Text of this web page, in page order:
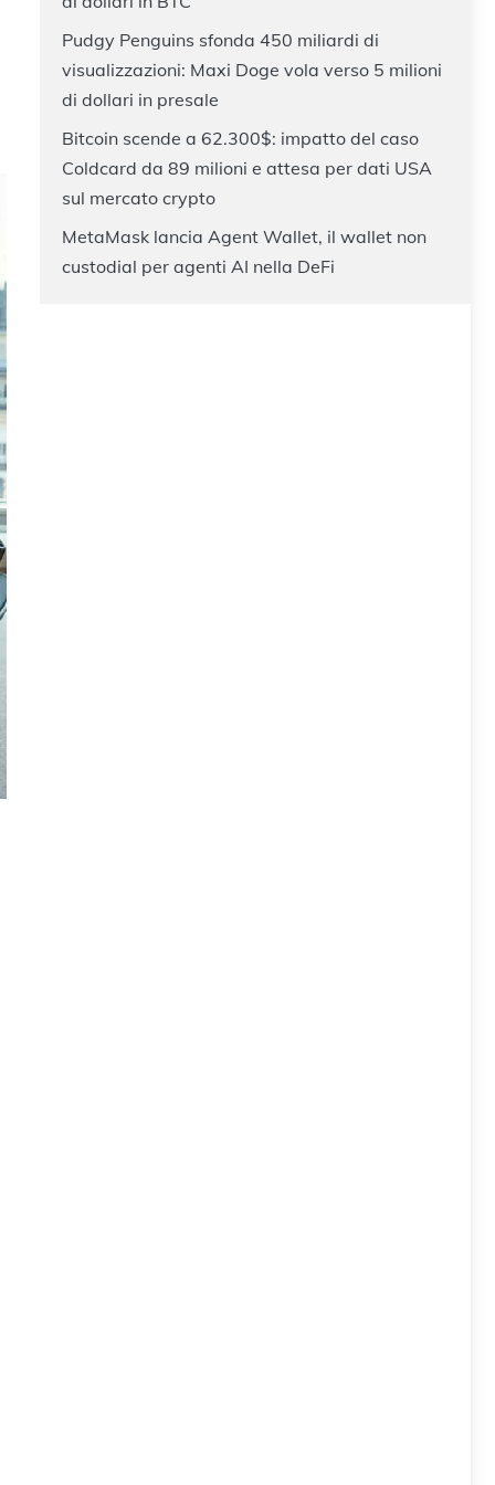
Pudgy Penguins sfonda 450 miliardi di
visualizzazioni: Maxi Doge vola verso 5 milioni
di dollari in presale
Bitcoin scende a 62.300$: impatto del caso
Coldcard da 89 milioni e attesa per dati USA
sul mercato crypto
MetaMask lancia Agent Wallet, il wallet non
custodial per agenti AI nella DeFi